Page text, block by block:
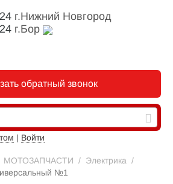
г.Нижний Новгород
г.Бор
обратный звонок
| Войти
МОТОЗАПЧАСТИ / Электрика /
№1